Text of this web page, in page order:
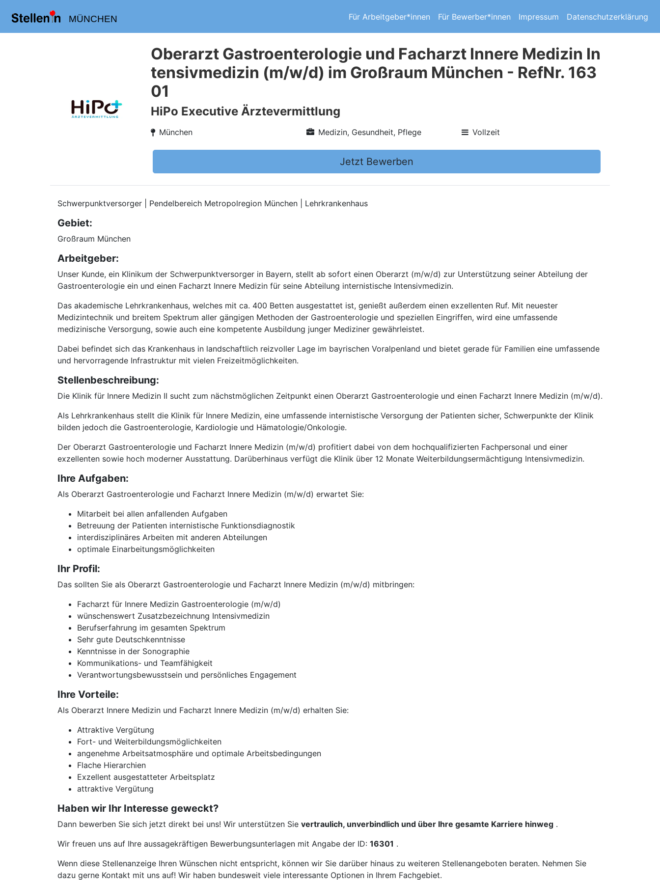
MÜNCHEN Für Arbeitgeber*innen Für Bewerber*innen Impressum Datenschutzerklärung
Oberarzt Gastroenterologie und Facharzt Innere Medizin In
tensivmedizin (m/w/d) im Großraum München - RefNr. 163
01
HiPo Executive Ärztevermittlung
München Medizin, Gesundheit, Pflege Vollzeit
Jetzt Bewerben
Schwerpunktversorger | Pendelbereich Metropolregion München | Lehrkrankenhaus
Gebiet:
Großraum München
Arbeitgeber:
Unser Kunde, ein Klinikum der Schwerpunktversorger in Bayern, stellt ab sofort einen Oberarzt (m/w/d) zur Unterstützung seiner Abteilung der
Gastroenterologie ein und einen Facharzt Innere Medizin für seine Abteilung internistische Intensivmedizin.
Das akademische Lehrkrankenhaus, welches mit ca. 400 Betten ausgestattet ist, genießt außerdem einen exzellenten Ruf. Mit neuester
Medizintechnik und breitem Spektrum aller gängigen Methoden der Gastroenterologie und speziellen Eingriffen, wird eine umfassende
medizinische Versorgung, sowie auch eine kompetente Ausbildung junger Mediziner gewährleistet.
Dabei befindet sich das Krankenhaus in landschaftlich reizvoller Lage im bayrischen Voralpenland und bietet gerade für Familien eine umfassende
und hervorragende Infrastruktur mit vielen Freizeitmöglichkeiten.
Stellenbeschreibung:
Die Klinik für Innere Medizin II sucht zum nächstmöglichen Zeitpunkt einen Oberarzt Gastroenterologie und einen Facharzt Innere Medizin (m/w/d).
Als Lehrkrankenhaus stellt die Klinik für Innere Medizin, eine umfassende internistische Versorgung der Patienten sicher, Schwerpunkte der Klinik
bilden jedoch die Gastroenterologie, Kardiologie und Hämatologie/Onkologie.
Der Oberarzt Gastroenterologie und Facharzt Innere Medizin (m/w/d) profitiert dabei von dem hochqualifizierten Fachpersonal und einer
exzellenten sowie hoch moderner Ausstattung. Darüberhinaus verfügt die Klinik über 12 Monate Weiterbildungsermächtigung Intensivmedizin.
Ihre Aufgaben:
Als Oberarzt Gastroenterologie und Facharzt Innere Medizin (m/w/d) erwartet Sie:
Mitarbeit bei allen anfallenden Aufgaben
Betreuung der Patienten internistische Funktionsdiagnostik
interdisziplinäres Arbeiten mit anderen Abteilungen
optimale Einarbeitungsmöglichkeiten
Ihr Profil:
Das sollten Sie als Oberarzt Gastroenterologie und Facharzt Innere Medizin (m/w/d) mitbringen:
Facharzt für Innere Medizin Gastroenterologie (m/w/d)
wünschenswert Zusatzbezeichnung Intensivmedizin
Berufserfahrung im gesamten Spektrum
Sehr gute Deutschkenntnisse
Kenntnisse in der Sonographie
Kommunikations- und Teamfähigkeit
Verantwortungsbewusstsein und persönliches Engagement
Ihre Vorteile:
Als Oberarzt Innere Medizin und Facharzt Innere Medizin (m/w/d) erhalten Sie:
Attraktive Vergütung
Fort- und Weiterbildungsmöglichkeiten
angenehme Arbeitsatmosphäre und optimale Arbeitsbedingungen
Flache Hierarchien
Exzellent ausgestatteter Arbeitsplatz
attraktive Vergütung
Haben wir Ihr Interesse geweckt?
Dann bewerben Sie sich jetzt direkt bei uns! Wir unterstützen Sie vertraulich, unverbindlich und über Ihre gesamte Karriere hinweg .
Wir freuen uns auf Ihre aussagekräftigen Bewerbungsunterlagen mit Angabe der ID: 16301 .
Wenn diese Stellenanzeige Ihren Wünschen nicht entspricht, können wir Sie darüber hinaus zu weiteren Stellenangeboten beraten. Nehmen Sie
dazu gerne Kontakt mit uns auf! Wir haben bundesweit viele interessante Optionen in Ihrem Fachgebiet.